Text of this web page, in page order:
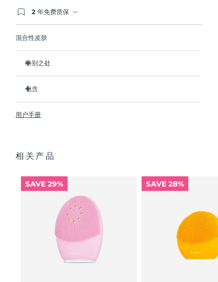
2 年免费质保
混合性皮肤
特别之处
物。
清除毛孔深处的杂质，减少爆痘的可能。
抚平细纹，帮助放松面部肌肉紧张点。
16档强度，符合人体工程学的轻质设计，智能app护肤。
包含
USB 充电线
通用操作指南
用户手册
相关产品
SAVE 29% SAVE 28%